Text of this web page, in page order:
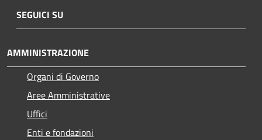
SEGUICI SU
AMMINISTRAZIONE
Organi di Governo
Aree Amministrative
Uffici
Enti e fondazioni